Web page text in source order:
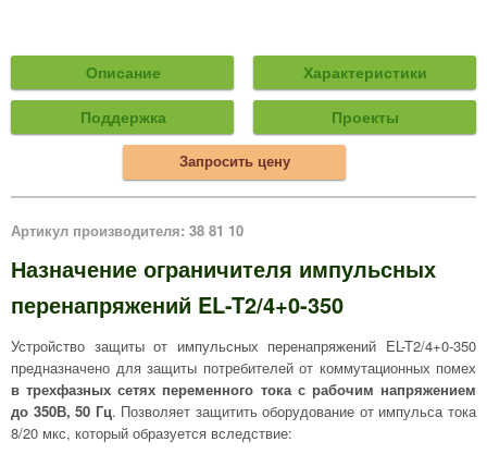
Описание Характеристики
Поддержка Проекты
Запросить цену
Артикул производителя: 38 81 10
Назначение ограничителя импульсных
перенапряжений EL-T2/4+0-350
Устройство защиты от импульсных перенапряжений EL-T2/4+0-350
предназначено для защиты потребителей от коммутационных помех
в трехфазных сетях переменного тока с рабочим напряжением
до 350В, 50 Гц. Позволяет защитить оборудование от импульса тока
8/20 мкс, который образуется вследствие: